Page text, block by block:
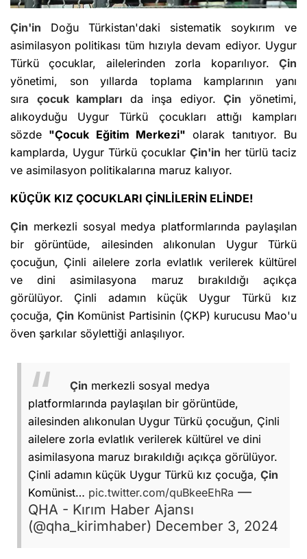
Çin'in Doğu Türkistan'daki sistematik soykırım ve
asimilasyon politikası tüm hızıyla devam ediyor. Uygur
Türkü çocuklar, ailelerinden zorla koparılıyor. Çin
yönetimi, son yıllarda toplama kamplarının yanı
sıra çocuk kampları da inşa ediyor.Çin yönetimi,
alıkoyduğu Uygur Türkü çocukları attığı kampları
sözde "Çocuk Eğitim Merkezi" olarak tanıtıyor. Bu
kamplarda, Uygur Türkü çocuklar Çin'in her türlü taciz
ve asimilasyon politikalarına maruz kalıyor.
KÜÇÜK KIZ ÇOCUKLARI ÇİNLİLERİN ELİNDE!
Çin merkezli sosyal medya platformlarında paylaşılan
bir görüntüde, ailesinden alıkonulan Uygur Türkü
çocuğun, Çinli ailelere zorla evlatlık verilerek kültürel
ve dini asimilasyona maruz bırakıldığı açıkça
görülüyor. Çinli adamın küçük Uygur Türkü kız
çocuğa, Çin Komünist Partisinin (ÇKP) kurucusu Mao'u
öven şarkılar söylettiği anlaşılıyor.
Çin merkezli sosyal medya
platformlarında paylaşılan bir görüntüde,
ailesinden alıkonulan Uygur Türkü çocuğun, Çinli
ailelere zorla evlatlık verilerek kültürel ve dini
asimilasyona maruz bırakıldığı açıkça görülüyor.
Çinli adamın küçük Uygur Türkü kız çocuğa, Çin
Komünist… pic.twitter.com/quBkeeEhRa —
QHA - Kırım Haber Ajansı
(@qha_kirimhaber) December 3, 2024